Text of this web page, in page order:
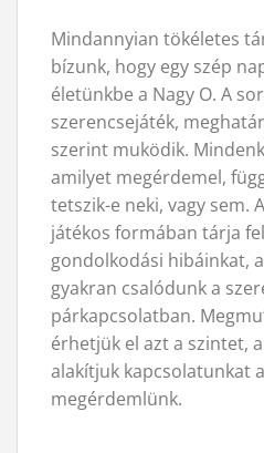
Mindannyian tökéletes
bízunk, hogy egy szép
életünkbe a Nagy O. A
szerencsejáték,
szerint muködik.
amilyet megérdemel,
tetszik-e neki, vagy sem.
játékos formában tárja
gondolkodási hibáinkat,
gyakran csalódunk a
párkapcsolatban.
érhetjük el azt a szintet,
alakítjuk kapcsolatunkat
megérdemlünk.